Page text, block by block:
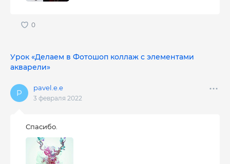
Урок «Делаем в Фотошоп коллаж с элементами
акварели»
pavel.e.e
3 февраля 2022
Спасибо.